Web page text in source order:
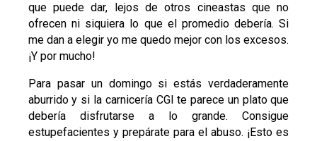
que puede dar, lejos de otros cineastas que no
ofrecen ni siquiera lo que el promedio debería. Si
me dan a elegir yo me quedo mejor con los excesos.
¡Y por mucho!
Para pasar un domingo si estás verdaderamente
aburrido y si la carnicería CGI te parece un plato que
debería disfrutarse a lo grande. Consigue
estupefacientes y prepárate para el abuso. ¡Esto es